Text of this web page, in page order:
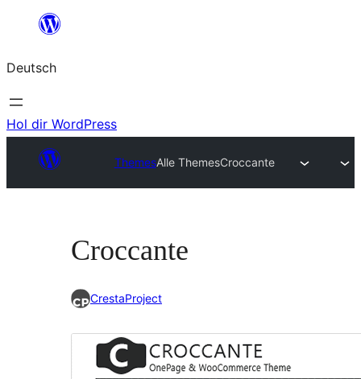
springen
Deutsch
Hol dir WordPress
ThemesAlle ThemesCroccante
Croccante
CrestaProject